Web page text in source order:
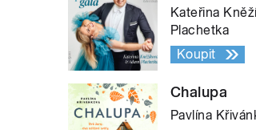
Kateřina
Plachetka
Koupit
Chalupa
Pavlína